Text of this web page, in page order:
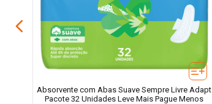
Absorvente com Abas Suave Sempre Livre Adapt
Pacote 32 Unidades Leve Mais Pague Menos